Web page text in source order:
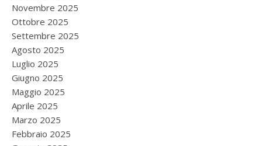
Novembre 2025
Ottobre 2025
Settembre 2025
Agosto 2025
Luglio 2025
Giugno 2025
Maggio 2025
Aprile 2025
Marzo 2025
Febbraio 2025